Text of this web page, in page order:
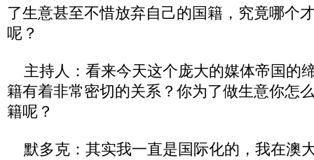
了生意甚至不惜放弃自己的国籍，究竟哪个
呢？
主持人：看来今天这个庞大的媒体帝国的
籍有着非常密切的关系？你为了做生意你怎
籍呢？
默多克：其实我一直是国际化的，我在澳